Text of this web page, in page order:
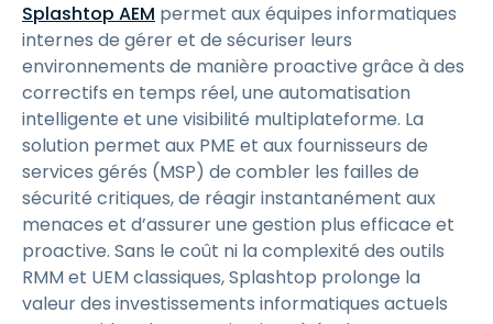
Splashtop AEM permet aux équipes informatiques
internes de gérer et de sécuriser leurs
environnements de manière proactive grâce à des
correctifs en temps réel, une automatisation
intelligente et une visibilité multiplateforme. La
solution permet aux PME et aux fournisseurs de
services gérés (MSP) de combler les failles de
sécurité critiques, de réagir instantanément aux
menaces et d’assurer une gestion plus efficace et
proactive. Sans le coût ni la complexité des outils
RMM et UEM classiques, Splashtop prolonge la
valeur des investissements informatiques actuels